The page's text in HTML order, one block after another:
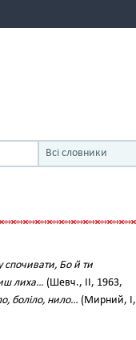
Всі словники
спочивати, Бо й ти
лиха… (Шевч., II, 1963,
боліло, нило… (Мирний, І,